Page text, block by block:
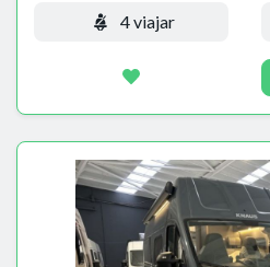
4 viajar